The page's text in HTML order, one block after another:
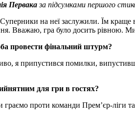
Первака за підсумками першого
на неї заслужили. Їм краще
Вважаю, гра було досить рівною.
провести фінальний штурм?
я припустився помилки,
для гри в гостях?
граємо проти команди Прем’єр-